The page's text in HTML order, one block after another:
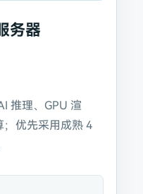
务器
推理、GPU 渲
；优先采用成熟 4